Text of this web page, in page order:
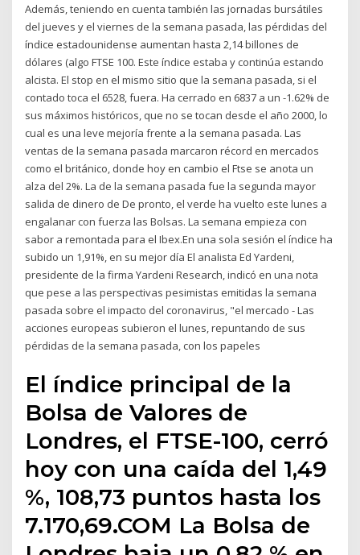
Además, teniendo en cuenta también las jornadas bursátiles
del jueves y el viernes de la semana pasada, las pérdidas del
índice estadounidense aumentan hasta 2,14 billones de
dólares (algo FTSE 100. Este índice estaba y continúa estando
alcista. El stop en el mismo sitio que la semana pasada, si el
contado toca el 6528, fuera. Ha cerrado en 6837 a un -1.62% de
sus máximos históricos, que no se tocan desde el año 2000, lo
cual es una leve mejoría frente a la semana pasada. Las
ventas de la semana pasada marcaron récord en mercados
como el británico, donde hoy en cambio el Ftse se anota un
alza del 2%. La de la semana pasada fue la segunda mayor
salida de dinero de De pronto, el verde ha vuelto este lunes a
engalanar con fuerza las Bolsas. La semana empieza con
sabor a remontada para el Ibex.En una sola sesión el índice ha
subido un 1,91%, en su mejor día El analista Ed Yardeni,
presidente de la firma Yardeni Research, indicó en una nota
que pese a las perspectivas pesimistas emitidas la semana
pasada sobre el impacto del coronavirus, "el mercado - Las
acciones europeas subieron el lunes, repuntando de sus
pérdidas de la semana pasada, con los papeles
El índice principal de la
Bolsa de Valores de
Londres, el FTSE-100, cerró
hoy con una caída del 1,49
%, 108,73 puntos hasta los
7.170,69.COM La Bolsa de